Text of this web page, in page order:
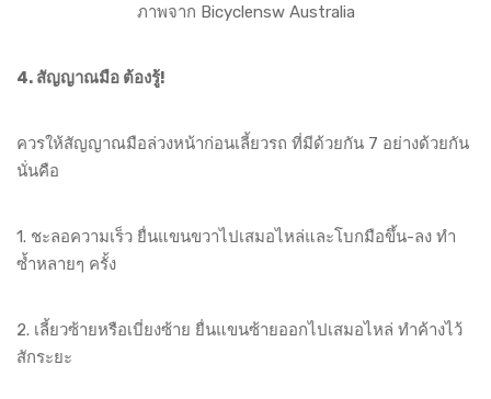
ภาพจาก Bicyclensw Australia
4. สัญญาณมือ ต้องรู้!
ควรให้สัญญาณมือล่วงหน้าก่อนเลี้ยวรถ ที่มีด้วยกัน 7 อย่างด้วยกัน
นั่นคือ
1. ชะลอความเร็ว ยื่นแขนขวาไปเสมอไหล่และโบกมือขึ้น-ลง ทำ
ซ้ำหลายๆ ครั้ง
2. เลี้ยวซ้ายหรือเบี่ยงซ้าย ยื่นแขนซ้ายออกไปเสมอไหล่ ทำค้างไว้
สักระยะ